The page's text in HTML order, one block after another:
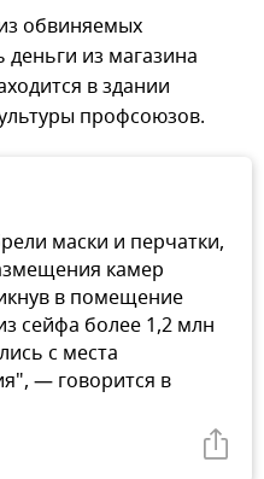
обвиняемых
из магазина
в здании
профсоюзов.
маски и перчатки,
камер
в помещение
сейфа более 1,2 млн
с места
— говорится в